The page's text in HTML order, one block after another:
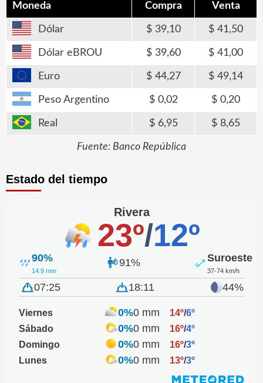
Moneda Compra Venta
Dólar 39,10 41,50
Dólar eBROU 39,60 41,00
Euro 44,27 49,14
Peso Argentino 0,02 0,20
Real 6,95 8,65
Fuente: Banco República
Estado del tiempo
Rivera
23º/12º
90%
14.9 mm
91% Suroeste
37-74 km/h
07:25 18:11 44%
Viernes 0%0 mm 14º/6º
Sábado
0%0 mm 16º/4º
Domingo
0%0 mm 16º/3º
Lunes
0%0 mm 13º/3º